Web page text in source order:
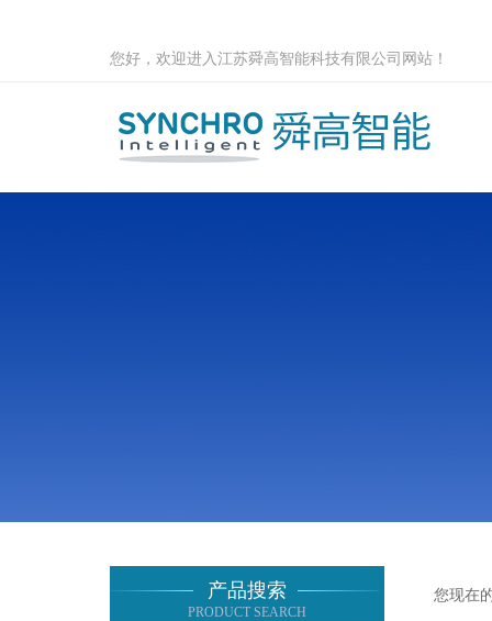
您好，欢迎进入江苏舜高智能科技有限公司网站！
产品搜索
PRODUCT SEARCH
您现在